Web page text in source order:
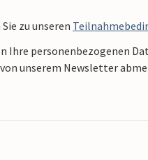
zu unseren
Ihre personenbezogenen
unserem Newsletter